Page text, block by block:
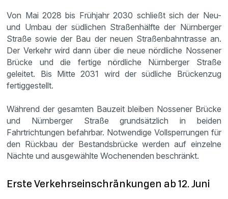
Von Mai 2028 bis Frühjahr 2030 schließt sich der Neu-
und Umbau der südlichen Straßenhälfte der Nürnberger
Straße sowie der Bau der neuen Straßenbahntrasse an.
Der Verkehr wird dann über die neue nördliche Nossener
Brücke und die fertige nördliche Nürnberger Straße
geleitet. Bis Mitte 2031 wird der südliche Brückenzug
fertiggestellt.
Während der gesamten Bauzeit bleiben Nossener Brücke
und Nürnberger Straße grundsätzlich in beiden
Fahrtrichtungen befahrbar. Notwendige Vollsperrungen für
den Rückbau der Bestandsbrücke werden auf einzelne
Nächte und ausgewählte Wochenenden beschränkt.
Erste Verkehrseinschränkungen ab 12. Juni